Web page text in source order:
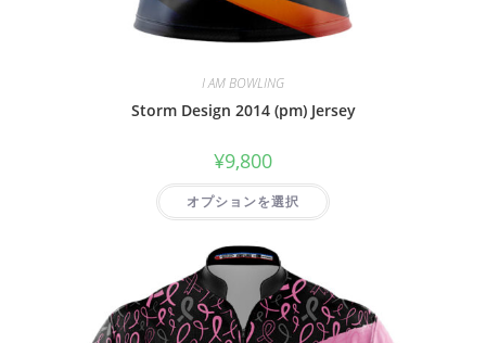
I AM BOWLING
Storm Design 2014 (pm) Jersey
¥9,800
オプションを選択